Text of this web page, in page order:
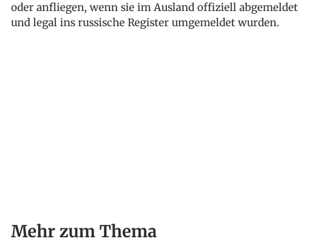
oder anfliegen, wenn sie im Ausland offiziell abgemeldet
und legal ins russische Register umgemeldet wurden.
Mehr zum Thema